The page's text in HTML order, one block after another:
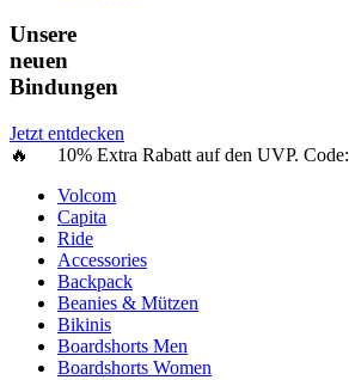
Unsere
neuen
Bindungen
Jetzt entdecken
🔥 10% Extra Rabatt auf den UVP. Code:
Volcom
Capita
Ride
Accessories
Backpack
Beanies & Mützen
Bikinis
Boardshorts Men
Boardshorts Women